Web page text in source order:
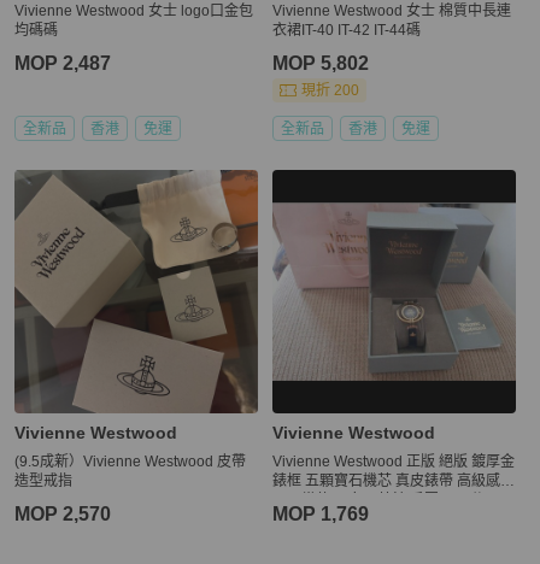
Vivienne Westwood 女士 logo口金包
均碼碼
MOP 2,487
全新品 香港 免運
Vivienne Westwood 女士 棉質中長連
衣裙IT-40 IT-42 IT-44碼
MOP 5,802
現折 200
全新品 香港 免運
Vivienne Westwood
(9.5成新）Vivienne Westwood 皮帶
造型戒指
MOP 2,570
Vivienne Westwood
Vivienne Westwood 正版 絕版 鍍厚金
錶框 五顆寶石機芯 真皮錶帶 高級感
MOP 1,769